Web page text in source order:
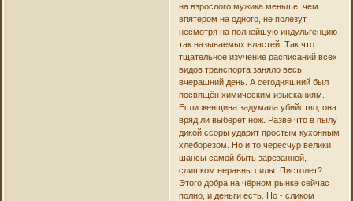
на взрослого мужика меньше, чем
впятером на одного, не полезут,
несмотря на полнейшую индульгенцию
так называемых властей. Так что
тщательное изучение расписаний всех
видов транспорта заняло весь
вчерашний день. А сегодняшний был
посвящён химическим изысканиям.
Если женщина задумала убийство, она
вряд ли выберет нож. Разве что в пылу
дикой ссоры ударит простым кухонным
хлеборезом. Но и то чересчур велики
шансы самой быть зарезанной,
слишком неравны силы. Пистолет?
Этого добра на чёрном рынке сейчас
полно, и деньги есть. Но - сликом